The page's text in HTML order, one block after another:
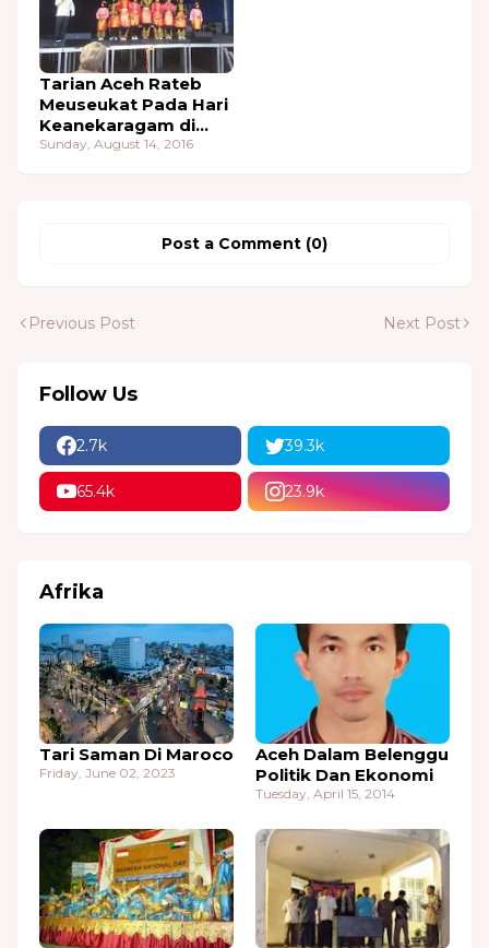
Tarian Aceh Rateb
Meuseukat Pada Hari
Keanekaragam di
Panggong Aalborg
Sunday, August 14, 2016
Post a Comment (0)
Previous Post Next Post
Follow Us
2.7k 39.3k
65.4k 23.9k
Afrika
Tari Saman Di Maroco
Friday, June 02, 2023
Aceh Dalam Belenggu
Politik Dan Ekonomi
Tuesday, April 15, 2014